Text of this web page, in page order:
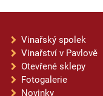
Vinařský spolek
Vinařství v Pavlově
Otevřené sklepy
Fotogalerie
Novinky